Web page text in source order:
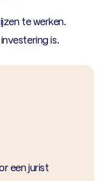
te werken.
is.
een jurist